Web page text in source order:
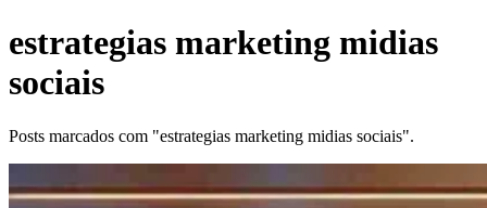
estrategias marketing midias
sociais
Posts marcados com "estrategias marketing midias sociais".